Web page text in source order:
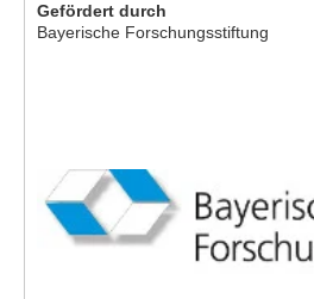
Gefördert durch
Bayerische Forschungsstiftung